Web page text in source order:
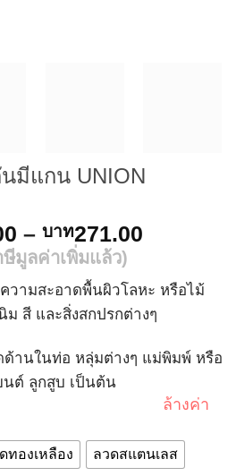
มีแกน UNION
– บาท271.00
บาท
through
บาท
ษีมูลค่าเพิ่มแล้ว)
วามสะอาดพื้นผิวโลหะ หรือไม้
ม สี และสิ่งสกปรกต่างๆ
ด้านในท่อ หลุ่มต่างๆ แม่พิมพ์ หรือ
นต์ ลูกสูบ เป็นต้น
ทองเหลือง ลวดสแตนเลส
ล้างค่า